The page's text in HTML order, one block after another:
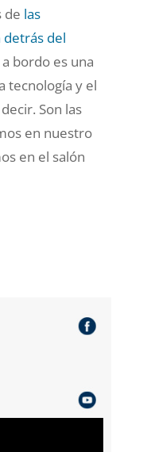
de las
detrás del
bordo es una
tecnología y el
Son las
en nuestro
en el salón